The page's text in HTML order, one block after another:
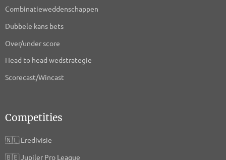
Combinatieweddenschappen
Dubbele kans bets
Over/under score
Head to head wedstrategie
Scorecast/Wincast
Competities
🇳🇱Eredivisie
🇧🇪Jupiler Pro League